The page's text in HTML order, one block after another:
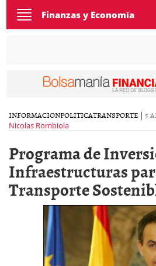
Toggle
navigation
Finanzas y Economía
INFORMACIONPOLITICATRANSPORTE | 5
Nicolas Rombiola
Programa de
Infraestructuras
Transporte